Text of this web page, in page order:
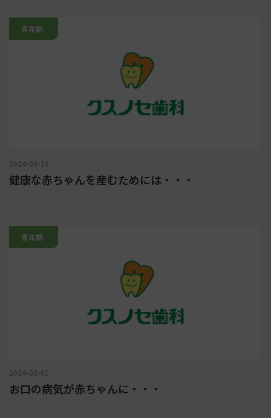
青年期
2024-03-19
健康な赤ちゃんを産むためには・・・
青年期
2024-03-01
お口の病気が赤ちゃんに・・・